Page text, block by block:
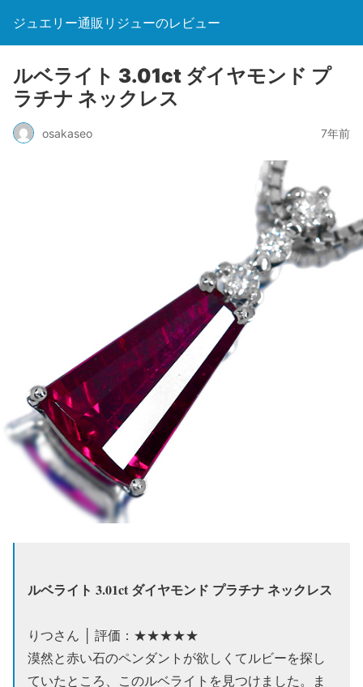
ジュエリー通販リジューのレビュー
ルベライト 3.01ct ダイヤモンド プ
ラチナ ネックレス
osakaseo 7年前
ルベライト 3.01ct ダイヤモンド プラチナ ネックレス
りつさん │ 評価：★★★★★
漠然と赤い石のペンダントが欲しくてルビーを探し
ていたところ、このルベライトを見つけました。ま